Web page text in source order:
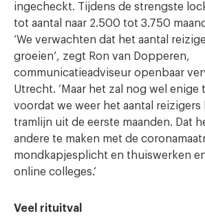
ingecheckt. Tijdens de strengste
tot aantal naar 2.500 tot 3.750
‘We verwachten dat het aantal
groeien’, zegt Ron van Dopperen,
communicatieadviseur openbaar
Utrecht. ‘Maar het zal nog wel enige
voordat we weer het aantal
tramlijn uit de eerste maanden. Dat
andere te maken met de
mondkapjesplicht en thuiswerken
online colleges.’
Veel rituitval